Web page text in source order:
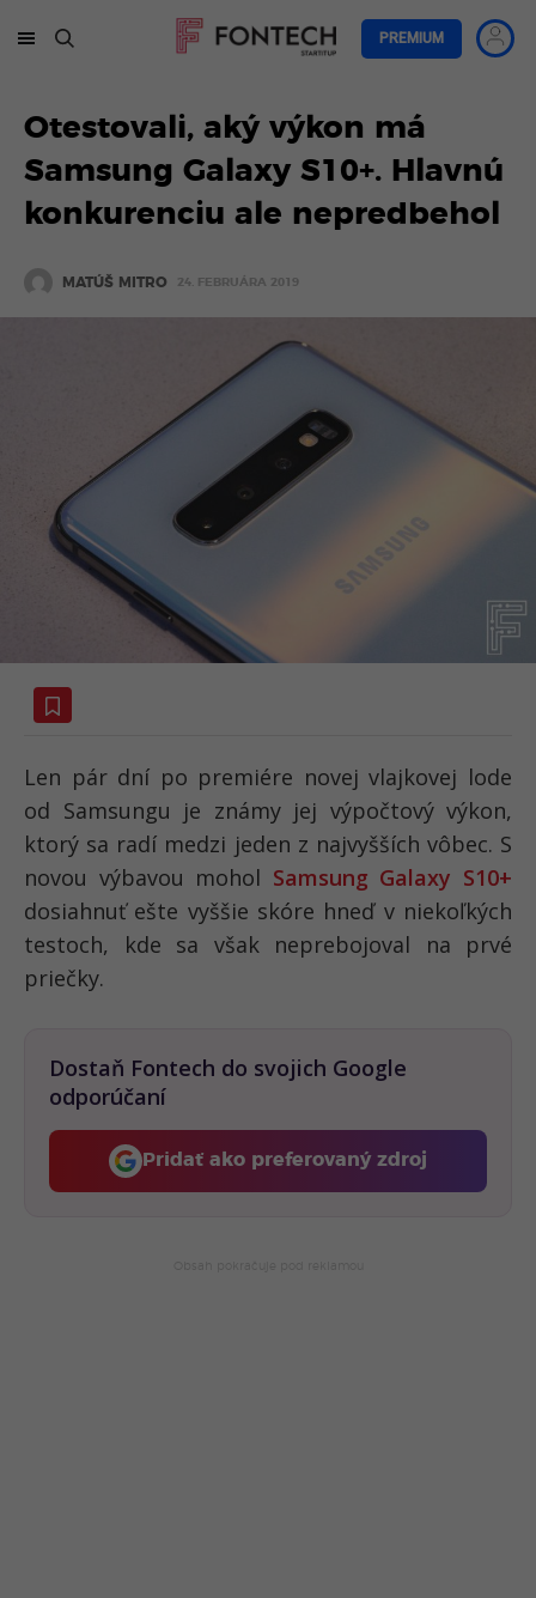
PREMIUM
Otestovali, aký výkon má
Samsung Galaxy S10+. Hlavnú
konkurenciu ale nepredbehol
MATÚŠ MITRO 24. FEBRUÁRA 2019
Len pár dní po premiére novej vlajkovej lode
od Samsungu je známy jej výpočtový výkon,
ktorý sa radí medzi jeden z najvyšších vôbec. S
novou výbavou mohol Samsung Galaxy S10+
dosiahnuť ešte vyššie skóre hneď v niekoľkých
testoch, kde sa však neprebojoval na prvé
priečky.
Dostaň Fontech do svojich Google
odporúčaní
Pridať ako preferovaný zdroj
Fontech, odkaz sa otvorí v